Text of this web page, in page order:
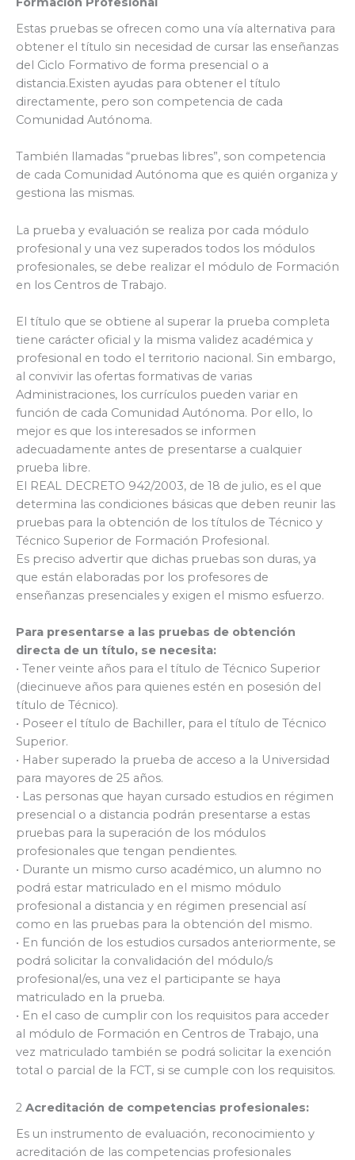
Estas pruebas se ofrecen como una vía alternativa para
obtener el título sin necesidad de cursar las enseñanzas
del Ciclo Formativo de forma presencial o a
distancia.Existen ayudas para obtener el título
directamente, pero son competencia de cada
Comunidad Autónoma.
También llamadas “pruebas libres”, son competencia
de cada Comunidad Autónoma que es quién organiza y
gestiona las mismas.
La prueba y evaluación se realiza por cada módulo
profesional y una vez superados todos los módulos
profesionales, se debe realizar el módulo de Formación
en los Centros de Trabajo.
El título que se obtiene al superar la prueba completa
tiene carácter oficial y la misma validez académica y
profesional en todo el territorio nacional. Sin embargo,
al convivir las ofertas formativas de varias
Administraciones, los currículos pueden variar en
función de cada Comunidad Autónoma. Por ello, lo
mejor es que los interesados se informen
adecuadamente antes de presentarse a cualquier
prueba libre.
El REAL DECRETO 942/2003, de 18 de julio, es el que
determina las condiciones básicas que deben reunir las
pruebas para la obtención de los títulos de Técnico y
Técnico Superior de Formación Profesional.
Es preciso advertir que dichas pruebas son duras, ya
que están elaboradas por los profesores de
enseñanzas presenciales y exigen el mismo esfuerzo.
Para presentarse a las pruebas de obtención
directa de un título, se necesita:
• Tener veinte años para el título de Técnico Superior
(diecinueve años para quienes estén en posesión del
título de Técnico).
• Poseer el título de Bachiller, para el título de Técnico
Superior.
• Haber superado la prueba de acceso a la Universidad
para mayores de 25 años.
• Las personas que hayan cursado estudios en régimen
presencial o a distancia podrán presentarse a estas
pruebas para la superación de los módulos
profesionales que tengan pendientes.
• Durante un mismo curso académico, un alumno no
podrá estar matriculado en el mismo módulo
profesional a distancia y en régimen presencial así
como en las pruebas para la obtención del mismo.
• En función de los estudios cursados anteriormente, se
podrá solicitar la convalidación del módulo/s
profesional/es, una vez el participante se haya
matriculado en la prueba.
• En el caso de cumplir con los requisitos para acceder
al módulo de Formación en Centros de Trabajo, una
vez matriculado también se podrá solicitar la exención
total o parcial de la FCT, si se cumple con los requisitos.
2 Acreditación de competencias profesionales:
Es un instrumento de evaluación, reconocimiento y
acreditación de las competencias profesionales